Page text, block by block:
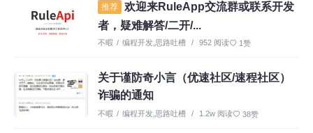
推荐
欢迎来RuleApp交流群或联系开发
者，疑难解答/二开/...
不暇 / 编程开发,思路吐槽 / 952 阅读 1赞
关于谨防奇小言（优速社区/速程社区）
诈骗的通知
不暇 / 编程开发,思路吐槽 / 1.2w 阅读 38赞